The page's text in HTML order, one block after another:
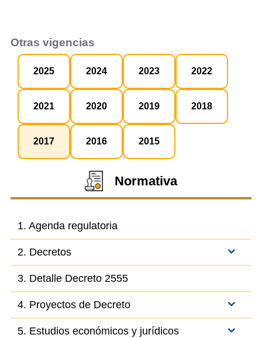
Otras vigencias
2025 2024 2023 2022
2021 2020 2019 2018
2017 2016 2015
Normativa
1. Agenda regulatoria
2. Decretos
3. Detalle Decreto 2555
4. Proyectos de Decreto
5. Estudios económicos y jurídicos